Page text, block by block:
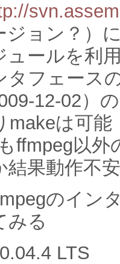
ジョン？）
ュールを利
タフェース
12-02）
makeは可能
ffmpeg以
結果動作不
のイン
みる
LTS